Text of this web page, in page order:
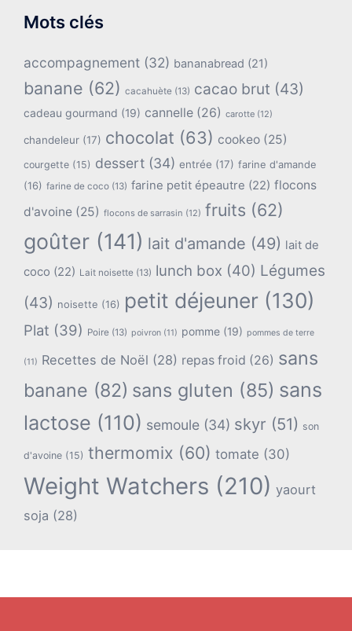
Mots clés
accompagnement (32) bananabread (21)
banane (62) cacahuète (13) cacao brut (43)
cadeau gourmand (19) cannelle (26) carotte (12)
chandeleur (17) chocolat (63) cookeo (25)
courgette (15) dessert (34) entrée (17) farine d'amande
(16) farine de coco (13) farine petit épeautre (22) flocons
d'avoine (25) flocons de sarrasin (12) fruits (62)
goûter (141) lait d'amande (49)
lait de
coco (22) Lait noisette (13) lunch box (40) Légumes
(43) noisette (16) petit déjeuner (130)
Plat (39) Poire (13) poivron (11) pomme (19) pommes de terre
(11) Recettes de Noël (28) repas froid (26) sans
banane (82) sans gluten (85) sans
lactose (110) semoule (34) skyr (51) son
d'avoine (15) thermomix (60) tomate (30)
Weight Watchers (210) yaourt
soja (28)